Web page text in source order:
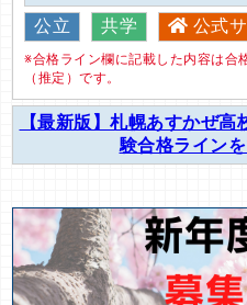
公立
共学 公式
※合格ライン欄に記載した内容は合
（推定）です。
【最新版】札幌あすかぜ
験合格ライン